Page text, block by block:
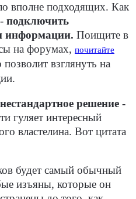
вполне подходящих. Как
подключить
информации. Поищите в
на форумах, почитайте
взглянуть на
решение -
гуляет интересный
властелина. Вот цитата
будет самый обычный
изъяны, которые он